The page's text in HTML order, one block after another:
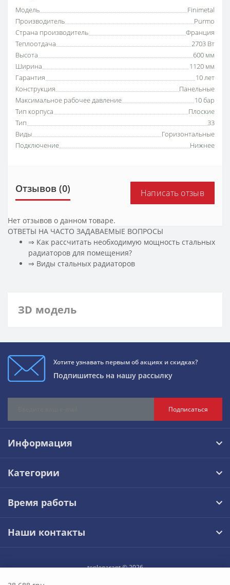
Модель
Finimetal
Производитель
Purmo
Страна производитель
Франция
Теплоотдача
2703 Вт
Высота
600 мм
Ширина
1120 мм
Гарантия
10 лет
Конструкция
Панельные
Максимальное рабочее давление
10 бар
Тип корпуса
Плоские
Тип
33
Виды
Горизонтальные
Подключение
Нижнее
Отзывов (0) Написать отзыв
Нет отзывов о данном товаре.
ОТВЕТЫ НА ЧАСТО ЗАДАВАЕМЫЕ ВОПРОСЫ
⇒ Как рассчитать необходимую мощность стальных
радиаторов для помещения?
️⇒ Виды стальных радиаторов
ЗD модель
Хотите узнавать первым об акциях и скидках?
Подпишитесь на нашу рассылку
Подписаться
Информация
Категории
Время работы
Наши контакты
teplogarant © 2026